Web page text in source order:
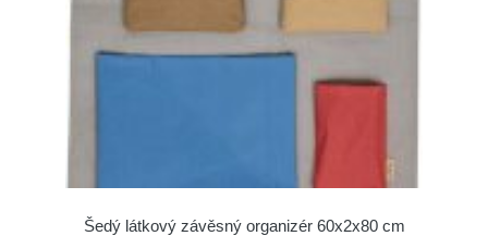
Šedý látkový závěsný organizér 60x2x80 cm